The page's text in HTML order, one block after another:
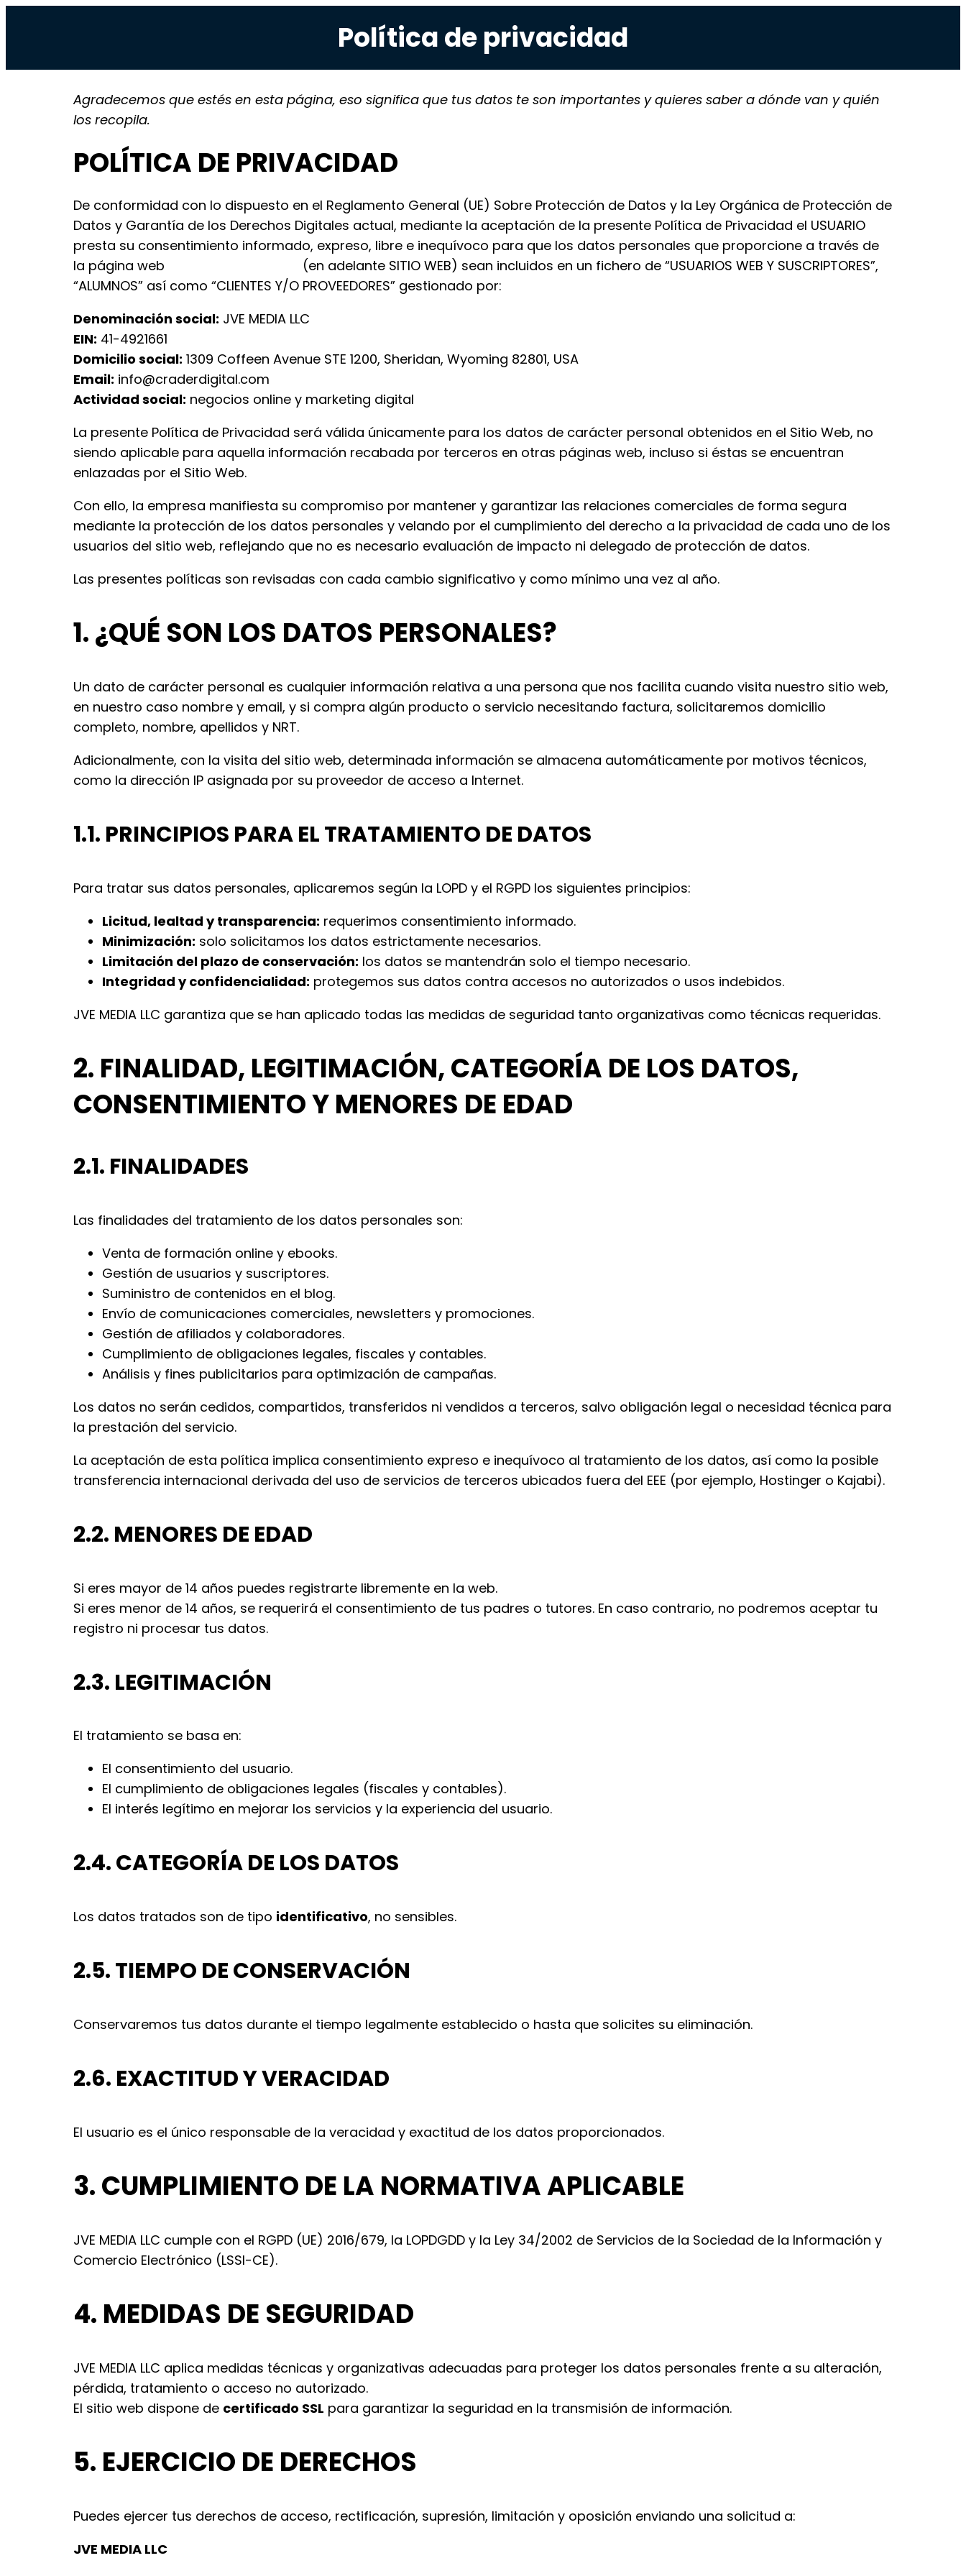
Política de privacidad
Agradecemos que estés en esta página, eso significa que tus datos te son importantes y quieres saber a dónde van y quién
los recopila.
POLÍTICA DE PRIVACIDAD
De conformidad con lo dispuesto en el Reglamento General (UE) Sobre Protección de Datos y la Ley Orgánica de Protección de
Datos y Garantía de los Derechos Digitales actual, mediante la aceptación de la presente Política de Privacidad el USUARIO
presta su consentimiento informado, expreso, libre e inequívoco para que los datos personales que proporcione a través de
la página web
(en adelante SITIO WEB) sean incluidos en un fichero de “USUARIOS WEB Y SUSCRIPTORES”,
“ALUMNOS” así como “CLIENTES Y/O PROVEEDORES” gestionado por:
Denominación social: JVE MEDIA LLC
EIN: 41-4921661
Domicilio social: 1309 Coffeen Avenue STE 1200, Sheridan, Wyoming 82801, USA
Email: info@craderdigital.com
Actividad social: negocios online y marketing digital
La presente Política de Privacidad será válida únicamente para los datos de carácter personal obtenidos en el Sitio Web, no
siendo aplicable para aquella información recabada por terceros en otras páginas web, incluso si éstas se encuentran
enlazadas por el Sitio Web.
Con ello, la empresa manifiesta su compromiso por mantener y garantizar las relaciones comerciales de forma segura
mediante la protección de los datos personales y velando por el cumplimiento del derecho a la privacidad de cada uno de los
usuarios del sitio web, reflejando que no es necesario evaluación de impacto ni delegado de protección de datos.
Las presentes políticas son revisadas con cada cambio significativo y como mínimo una vez al año.
1. ¿QUÉ SON LOS DATOS PERSONALES?
Un dato de carácter personal es cualquier información relativa a una persona que nos facilita cuando visita nuestro sitio web,
en nuestro caso nombre y email, y si compra algún producto o servicio necesitando factura, solicitaremos domicilio
completo, nombre, apellidos y NRT.
Adicionalmente, con la visita del sitio web, determinada información se almacena automáticamente por motivos técnicos,
como la dirección IP asignada por su proveedor de acceso a Internet.
1.1. PRINCIPIOS PARA EL TRATAMIENTO DE DATOS
Para tratar sus datos personales, aplicaremos según la LOPD y el RGPD los siguientes principios:
Licitud, lealtad y transparencia: requerimos consentimiento informado.
Minimización: solo solicitamos los datos estrictamente necesarios.
Limitación del plazo de conservación: los datos se mantendrán solo el tiempo necesario.
Integridad y confidencialidad: protegemos sus datos contra accesos no autorizados o usos indebidos.
JVE MEDIA LLC garantiza que se han aplicado todas las medidas de seguridad tanto organizativas como técnicas requeridas.
2. FINALIDAD, LEGITIMACIÓN, CATEGORÍA DE LOS DATOS,
CONSENTIMIENTO Y MENORES DE EDAD
2.1. FINALIDADES
Las finalidades del tratamiento de los datos personales son:
Venta de formación online y ebooks.
Gestión de usuarios y suscriptores.
Suministro de contenidos en el blog.
Envío de comunicaciones comerciales, newsletters y promociones.
Gestión de afiliados y colaboradores.
Cumplimiento de obligaciones legales, fiscales y contables.
Análisis y fines publicitarios para optimización de campañas.
Los datos no serán cedidos, compartidos, transferidos ni vendidos a terceros, salvo obligación legal o necesidad técnica para
la prestación del servicio.
La aceptación de esta política implica consentimiento expreso e inequívoco al tratamiento de los datos, así como la posible
transferencia internacional derivada del uso de servicios de terceros ubicados fuera del EEE (por ejemplo, Hostinger o Kajabi).
2.2. MENORES DE EDAD
Si eres mayor de 14 años puedes registrarte libremente en la web.
Si eres menor de 14 años, se requerirá el consentimiento de tus padres o tutores. En caso contrario, no podremos aceptar tu
registro ni procesar tus datos.
2.3. LEGITIMACIÓN
El tratamiento se basa en:
El consentimiento del usuario.
El cumplimiento de obligaciones legales (fiscales y contables).
El interés legítimo en mejorar los servicios y la experiencia del usuario.
2.4. CATEGORÍA DE LOS DATOS
Los datos tratados son de tipo identificativo, no sensibles.
2.5. TIEMPO DE CONSERVACIÓN
Conservaremos tus datos durante el tiempo legalmente establecido o hasta que solicites su eliminación.
2.6. EXACTITUD Y VERACIDAD
El usuario es el único responsable de la veracidad y exactitud de los datos proporcionados.
3. CUMPLIMIENTO DE LA NORMATIVA APLICABLE
JVE MEDIA LLC cumple con el RGPD (UE) 2016/679, la LOPDGDD y la Ley 34/2002 de Servicios de la Sociedad de la Información y
Comercio Electrónico (LSSI-CE).
4. MEDIDAS DE SEGURIDAD
JVE MEDIA LLC aplica medidas técnicas y organizativas adecuadas para proteger los datos personales frente a su alteración,
pérdida, tratamiento o acceso no autorizado.
El sitio web dispone de certificado SSL para garantizar la seguridad en la transmisión de información.
5. EJERCICIO DE DERECHOS
Puedes ejercer tus derechos de acceso, rectificación, supresión, limitación y oposición enviando una solicitud a:
JVE MEDIA LLC